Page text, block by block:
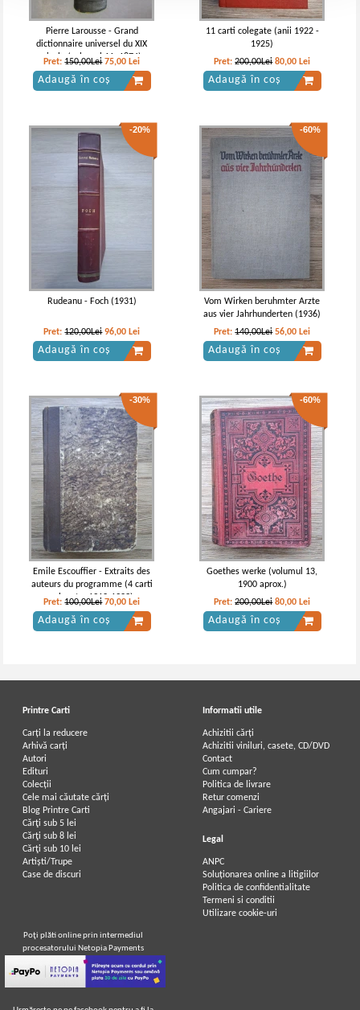
Pierre Larousse - Grand
dictionnaire universel du XIX
siecle (volumul 11, 1874)
Pret:150,00Lei 75,00 Lei
Adaugă în coș
11 carti colegate (anii 1922 -
1925)
Pret:200,00Lei 80,00 Lei
Adaugă în coș
-20%
Rudeanu - Foch (1931)
Pret:120,00Lei 96,00 Lei
Adaugă în coș
-60%
Vom Wirken beruhmter Arzte
aus vier Jahrhunderten (1936)
Pret:140,00Lei 56,00 Lei
Adaugă în coș
-30%
Emile Escouffier - Extraits des
auteurs du programme (4 carti
colegate, 1912-1923)
Pret:100,00Lei 70,00 Lei
Adaugă în coș
-60%
Goethes werke (volumul 13,
1900 aprox.)
Pret:200,00Lei 80,00 Lei
Adaugă în coș
Printre Carti
Carți la reducere
Arhivă carți
Autori
Edituri
Colecții
Cele mai căutate cărți
Blog Printre Carti
Cărţi sub 5 lei
Cărţi sub 8 lei
Cărţi sub 10 lei
Artiști/Trupe
Case de discuri
Informatii utile
Achizitii cărți
Achizitii viniluri, casete, CD/DVD
Contact
Cum cumpar?
Politica de livrare
Retur comenzi
Angajari - Cariere
Legal
ANPC
Soluționarea online a litigiilor
Politica de confidentialitate
Termeni si conditii
Utilizare cookie-uri
Poţi plăti online prin intermediul
procesatorului Netopia Payments